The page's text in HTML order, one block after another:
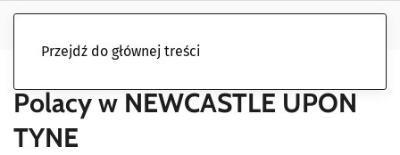
Przejdź do głównej treści
Polacy w NEWCASTLE UPON
TYNE